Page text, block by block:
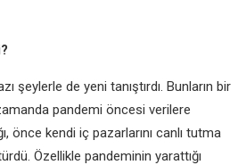
şeylerle de yeni tanıştırdı. Bunların bir
zamanda pandemi öncesi verilere
önce kendi iç pazarlarını canlı tutma
Özellikle pandeminin yarattığı